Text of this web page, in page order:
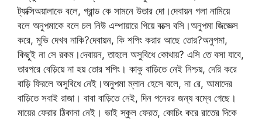
ট্যাক্সিঅয়ালাকে বলে, গ্রান্ড কে সামনে উতার দো।দেবায়ন গলা নামিয়ে
বলে অনুপমাকে বলে চল নিউ এম্পায়ারে গিয়ে বক্সে বসি।অনুপমা জিজ্ঞেস
করে, মুভি দেখব নাকি?দেবায়ন, কি শপিং করার আছে তোর?অনুপমা,
কিছুই না সে রকম।দেবায়ন, তাহলে অসুবিধে কোথায়? এসি তে বসা যাবে,
তারপরে বেড়িয়ে না হয় তোর শপিং। কাকু বাড়িতে নেই নিশ্চয়, দেরি করে
বাড়ি ফিরলে অসুবিধে নেই।অনুপমা ম্লান হেসে বলে, না রে, আমাদের
বাড়িতে সবাই রাজা। বাবা বাড়িতে নেই, দিন পনেরর জন্য বম্বে গেছে।
মায়ের ফেরার ঠিকানা নেই। ভাই স্কুল ফেরত, কোচিং করে রাতের দিকে